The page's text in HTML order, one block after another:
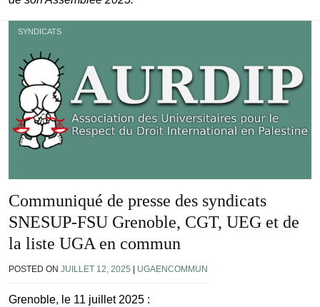
SYNDICATS
Communiqué de presse des syndicats
SNESUP-FSU Grenoble, CGT, UEG et de
la liste UGA en commun
POSTED ON JUILLET 12, 2025 UGAENCOMMUN
Grenoble, le 11 juillet 2025 :